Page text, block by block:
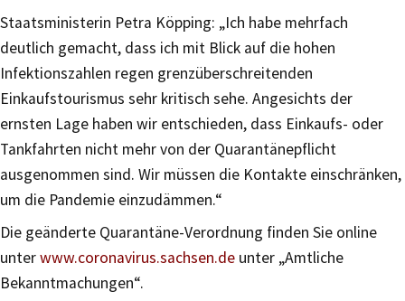
Staatsministerin Petra Köpping: „Ich habe mehrfach
deutlich gemacht, dass ich mit Blick auf die hohen
Infektionszahlen regen grenzüberschreitenden
Einkaufstourismus sehr kritisch sehe. Angesichts der
ernsten Lage haben wir entschieden, dass Einkaufs- oder
Tankfahrten nicht mehr von der Quarantänepflicht
ausgenommen sind. Wir müssen die Kontakte einschränken,
um die Pandemie einzudämmen.“
Die geänderte Quarantäne-Verordnung finden Sie online
unterwww.coronavirus.sachsen.de unter „Amtliche
Bekanntmachungen“.